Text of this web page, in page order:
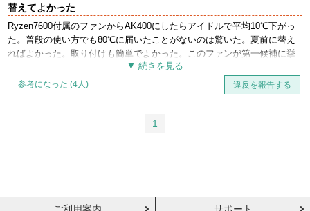
替えてよかった
Ryzen7600付属のファンからAK400にしたらアイドルで平均10℃下がっ
た。普段の使い方でも80℃に届いたことがないのは驚いた。夏前に替え
ればよかった。取り付けも簡単でよかった。このファンが第一候補に挙
参考になった (4人) 違反を報告する
1
ご利用案内 サポート